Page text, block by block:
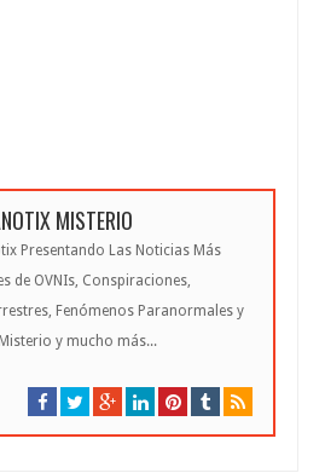
MISTERIO
Presentando Las Noticias Más
de OVNIs, Conspiraciones,
Fenómenos Paranormales y
y mucho más...